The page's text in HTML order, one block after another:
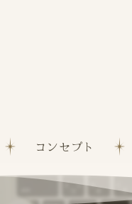
コンセプト